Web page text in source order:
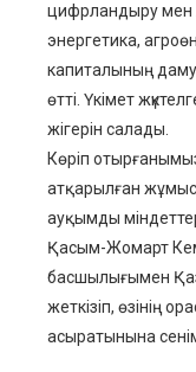
цифрландыру мен
энергетика,
капиталының даму
өтті. Үкімет
жігерін салады.
Көріп
атқарылған
ауқымды
Қасым-Жомарт
басшылығымен
жеткізіп, өзінің
асыратынына